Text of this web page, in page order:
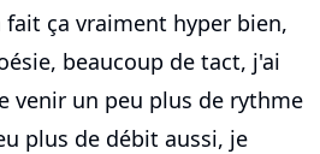
fait ça vraiment hyper bien,
beaucoup de tact, j'ai
venir un peu plus de rythme
plus de débit aussi, je